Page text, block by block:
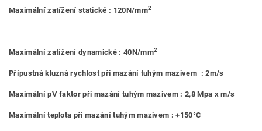
Maximální zatížení statické : 120N/mm2
Maximální zatížení dynamické : 40N/mm2
Přípustná kluzná rychlost při mazání tuhým mazivem : 2m/s
Maximální pV faktor při mazání tuhým mazivem : 2,8 Mpa x m/s
Maximální teplota při mazání tuhým mazivem : +150°C